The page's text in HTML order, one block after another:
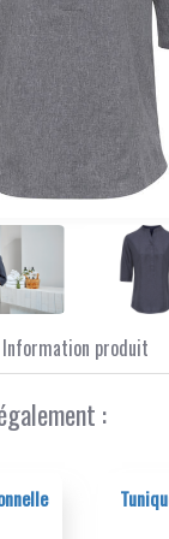
Information produit
: